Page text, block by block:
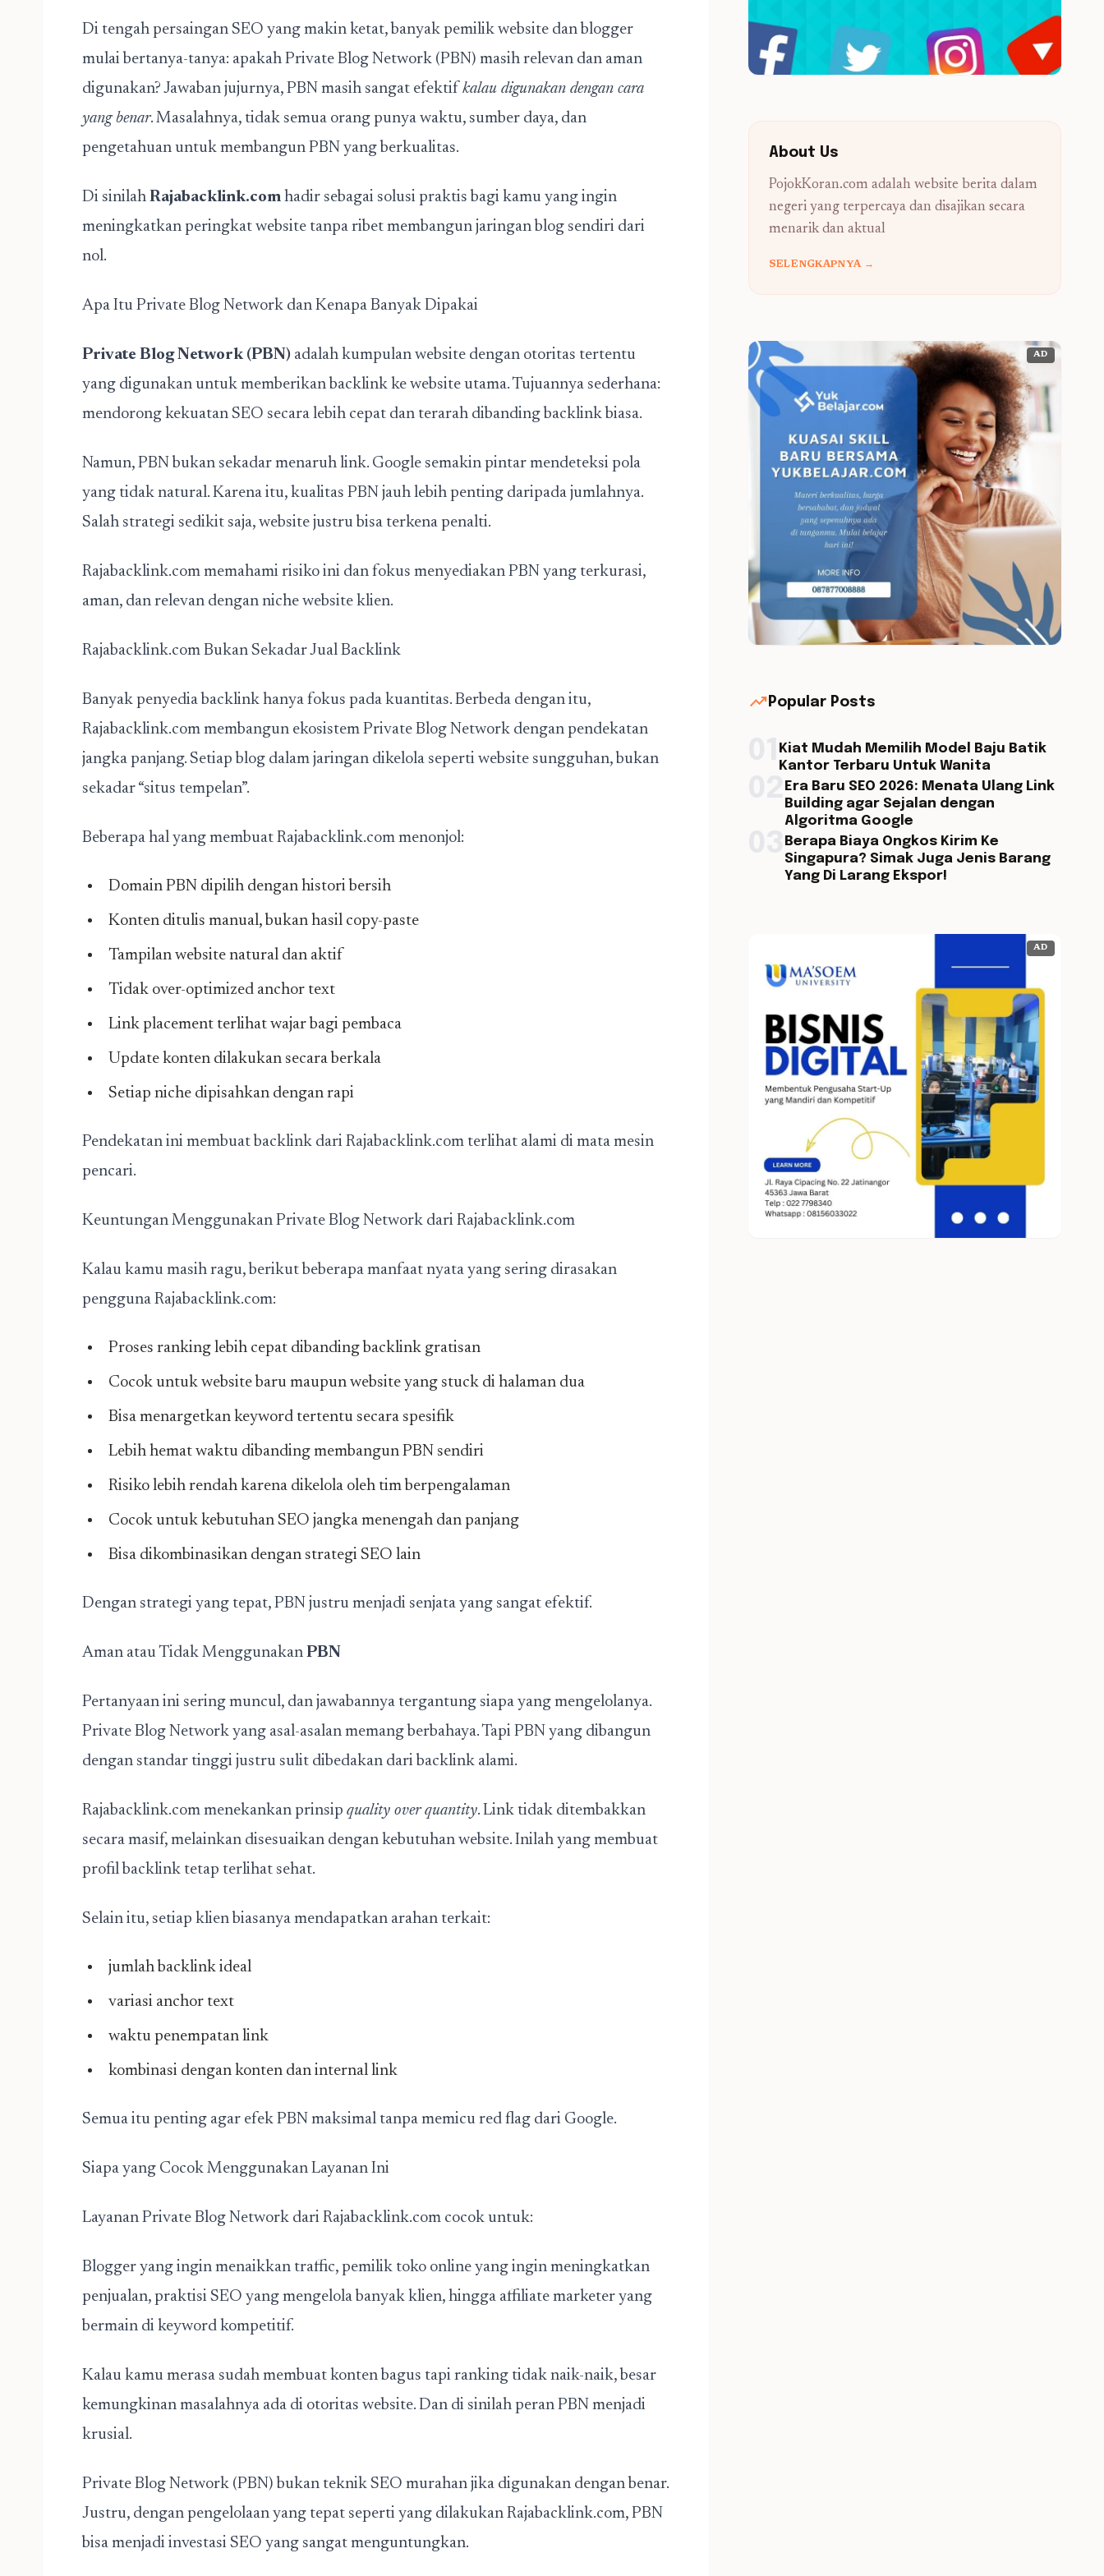
Di tengah persaingan SEO yang makin ketat, banyak pemilik website dan blogger
mulai bertanya-tanya: apakah Private Blog Network (PBN) masih relevan dan aman
digunakan? Jawaban jujurnya, PBN masih sangat efektif kalau digunakan dengan cara
yang benar. Masalahnya, tidak semua orang punya waktu, sumber daya, dan
pengetahuan untuk membangun PBN yang berkualitas.
Di sinilah Rajabacklink.com hadir sebagai solusi praktis bagi kamu yang ingin
meningkatkan peringkat website tanpa ribet membangun jaringan blog sendiri dari
nol.
Apa Itu Private Blog Network dan Kenapa Banyak Dipakai
Private Blog Network (PBN) adalah kumpulan website dengan otoritas tertentu
yang digunakan untuk memberikan backlink ke website utama. Tujuannya sederhana:
mendorong kekuatan SEO secara lebih cepat dan terarah dibanding backlink biasa.
Namun, PBN bukan sekadar menaruh link. Google semakin pintar mendeteksi pola
yang tidak natural. Karena itu, kualitas PBN jauh lebih penting daripada jumlahnya.
Salah strategi sedikit saja, website justru bisa terkena penalti.
Rajabacklink.com memahami risiko ini dan fokus menyediakan PBN yang terkurasi,
aman, dan relevan dengan niche website klien.
Rajabacklink.com Bukan Sekadar Jual Backlink
Banyak penyedia backlink hanya fokus pada kuantitas. Berbeda dengan itu,
Rajabacklink.com membangun ekosistem Private Blog Network dengan pendekatan
jangka panjang. Setiap blog dalam jaringan dikelola seperti website sungguhan, bukan
sekadar “situs tempelan”.
Beberapa hal yang membuat Rajabacklink.com menonjol:
Domain PBN dipilih dengan histori bersih
Konten ditulis manual, bukan hasil copy-paste
Tampilan website natural dan aktif
Tidak over-optimized anchor text
Link placement terlihat wajar bagi pembaca
Update konten dilakukan secara berkala
Setiap niche dipisahkan dengan rapi
Pendekatan ini membuat backlink dari Rajabacklink.com terlihat alami di mata mesin
pencari.
Keuntungan Menggunakan Private Blog Network dari Rajabacklink.com
Kalau kamu masih ragu, berikut beberapa manfaat nyata yang sering dirasakan
pengguna Rajabacklink.com:
Proses ranking lebih cepat dibanding backlink gratisan
Cocok untuk website baru maupun website yang stuck di halaman dua
Bisa menargetkan keyword tertentu secara spesifik
Lebih hemat waktu dibanding membangun PBN sendiri
Risiko lebih rendah karena dikelola oleh tim berpengalaman
Cocok untuk kebutuhan SEO jangka menengah dan panjang
Bisa dikombinasikan dengan strategi SEO lain
Dengan strategi yang tepat, PBN justru menjadi senjata yang sangat efektif.
Aman atau Tidak Menggunakan PBN
Pertanyaan ini sering muncul, dan jawabannya tergantung siapa yang mengelolanya.
Private Blog Network yang asal-asalan memang berbahaya. Tapi PBN yang dibangun
dengan standar tinggi justru sulit dibedakan dari backlink alami.
Rajabacklink.com menekankan prinsip quality over quantity. Link tidak ditembakkan
secara masif, melainkan disesuaikan dengan kebutuhan website. Inilah yang membuat
profil backlink tetap terlihat sehat.
Selain itu, setiap klien biasanya mendapatkan arahan terkait:
jumlah backlink ideal
variasi anchor text
waktu penempatan link
kombinasi dengan konten dan internal link
Semua itu penting agar efek PBN maksimal tanpa memicu red flag dari Google.
Siapa yang Cocok Menggunakan Layanan Ini
Layanan Private Blog Network dari Rajabacklink.com cocok untuk:
Blogger yang ingin menaikkan traffic, pemilik toko online yang ingin meningkatkan
penjualan, praktisi SEO yang mengelola banyak klien, hingga affiliate marketer yang
bermain di keyword kompetitif.
Kalau kamu merasa sudah membuat konten bagus tapi ranking tidak naik-naik, besar
kemungkinan masalahnya ada di otoritas website. Dan di sinilah peran PBN menjadi
krusial.
Private Blog Network (PBN) bukan teknik SEO murahan jika digunakan dengan benar.
Justru, dengan pengelolaan yang tepat seperti yang dilakukan Rajabacklink.com, PBN
bisa menjadi investasi SEO yang sangat menguntungkan.
About Us
PojokKoran.com adalah website berita dalam
negeri yang terpercaya dan disajikan secara
menarik dan aktual
SELENGKAPNYA →
AD
trending_up Popular Posts
Kiat Mudah Memilih Model Baju Batik
Kantor Terbaru Untuk Wanita
Era Baru SEO 2026: Menata Ulang Link
Building agar Sejalan dengan
Algoritma Google
Berapa Biaya Ongkos Kirim Ke
Singapura? Simak Juga Jenis Barang
Yang Di Larang Ekspor!
AD